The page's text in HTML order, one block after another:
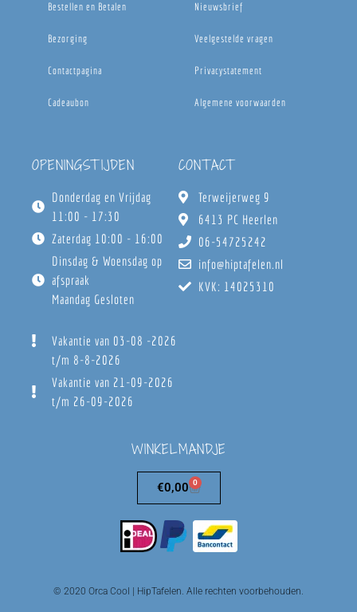
Bestellen en Betalen
Bezorging
Contactpagina
Cadeaubon
Nieuwsbrief
Veelgestelde vragen
Privacystatement
Algemene voorwaarden
OPENINGSTIJDEN
Donderdag en Vrijdag
11:00 - 17:30
Zaterdag 10:00 - 16:00
Dinsdag & Woensdag op
afspraak
Maandag Gesloten
Vakantie van 03-08 -2026
t/m 8-8-2026
Vakantie van 21-09-2026
t/m 26-09-2026
CONTACT
Terweijerweg 9
6413 PC Heerlen
06-54725242
info@hiptafelen.nl
KVK: 14025310
WINKELMANDJE
€0,00 0
© 2020 Orca Cool | HipTafelen. Alle rechten voorbehouden.